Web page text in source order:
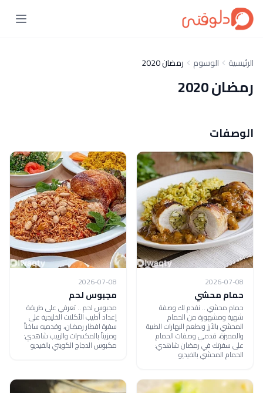
الرئيسية الوسوم رمضان 2020
رمضان 2020
الوصفات
2026-07-08
حمام محشي
حمام محشي .. نقدم لك وصفة
شهية ومشهورة من الحمام
المحشي بالأرز وبطعم البهارات الطيبة
والمميزة، قدمي وصفات الحمام
على سفرتك في رمضان شاهدي:
الحمام المحشي بالفيديو
2026-07-08
مجبوس لحم
مجبوس لحم .. تعرفي على طريقة
إعداد أطيب الأكلات الخليجية على
سفرة افطار رمضان، وقدميه ساخناً
ومزيناً بالمكسرات والزبيب شاهدي:
مكبوس الدجاج الكويتي بالفيديو